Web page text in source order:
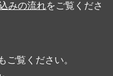
みの流れをご覧くださ
ご覧ください。